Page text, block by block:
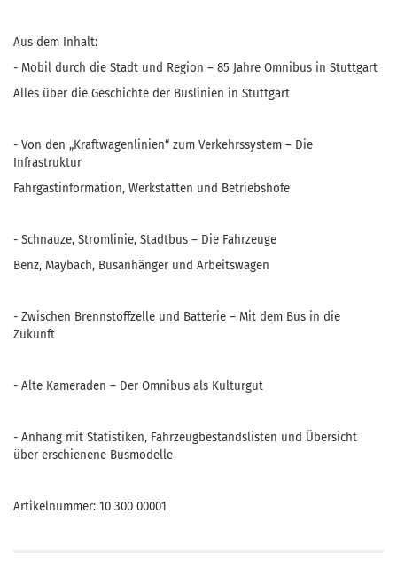
Aus dem Inhalt:
- Mobil durch die Stadt und Region – 85 Jahre Omnibus in Stuttgart
Alles über die Geschichte der Buslinien in Stuttgart
- Von den „Kraftwagenlinien“ zum Verkehrssystem – Die
Infrastruktur
Fahrgastinformation, Werkstätten und Betriebshöfe
- Schnauze, Stromlinie, Stadtbus – Die Fahrzeuge
Benz, Maybach, Busanhänger und Arbeitswagen
- Zwischen Brennstoffzelle und Batterie – Mit dem Bus in die
Zukunft
- Alte Kameraden – Der Omnibus als Kulturgut
- Anhang mit Statistiken, Fahrzeugbestandslisten und Übersicht
über erschienene Busmodelle
Artikelnummer: 10 300 00001